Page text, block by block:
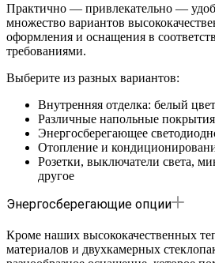
Практично — привлекательно —
множество вариантов
оформления и оснащения в
требованиями.
Выберите из разных вариантов:
Внутренняя отделка: белый
Различные напольные покрытия
Энергосберегающее
Отопление и
Розетки, выключатели света,
другое
Энергосберегающие опции
Кроме наших высококачественных
материалов и двухкамерных